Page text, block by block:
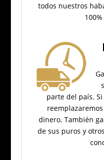
todos nuestros
parte del país.
dinero. También
de sus puros y